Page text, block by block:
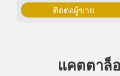
ติดต่อผู้ขาย
แคตตาล็